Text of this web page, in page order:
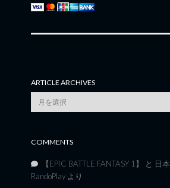
ARTICLE ARCHIVES
Article
Archives
COMMENTS
【EPIC BATTLE FANTASY 1】 と 日
RandoPlay より